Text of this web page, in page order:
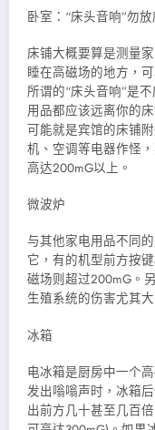
卧室：“床头音响”勿
床铺大概要算是测量
睡在高磁场的地方，
所谓的“床头音响”是
用品都应该远离你的
可能就是宾馆的床铺
机、空调等电器作怪
高达200mG以上。
微波炉
与其他家电用品不同
它，有的机型前方按
磁场则超过200mG。
生殖系统的伤害尤其
冰箱
电冰箱是厨房中一个
发出嗡嗡声时，冰箱
出前方几十甚至几百